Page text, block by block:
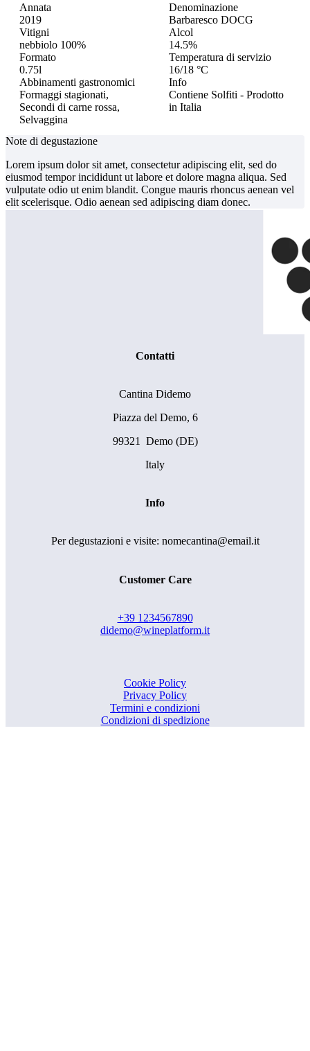
Annata
2019
Denominazione
Barbaresco DOCG
Vitigni
nebbiolo 100%
Alcol
14.5%
Formato
0.75l
Temperatura di servizio
16/18 °C
Abbinamenti gastronomici
Formaggi stagionati,
Secondi di carne rossa,
Selvaggina
Info
Contiene Solfiti - Prodotto
in Italia
Note di degustazione
Lorem ipsum dolor sit amet, consectetur adipiscing elit, sed do
eiusmod tempor incididunt ut labore et dolore magna aliqua. Sed
vulputate odio ut enim blandit. Congue mauris rhoncus aenean vel
elit scelerisque. Odio aenean sed adipiscing diam donec.
Contatti
Cantina Didemo
Piazza del Demo, 6
99321 Demo (DE)
Italy
Info
Per degustazioni e visite: nomecantina@email.it
Customer Care
+39 1234567890
didemo@wineplatform.it
Cookie Policy
Privacy Policy
Termini e condizioni
Condizioni di spedizione